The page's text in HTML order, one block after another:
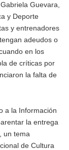
Guevara,
y Deporte
y entrenadores
adeudos o
en los
de críticas por
la falta de
a la Información
la entrega
un tema
de Cultura